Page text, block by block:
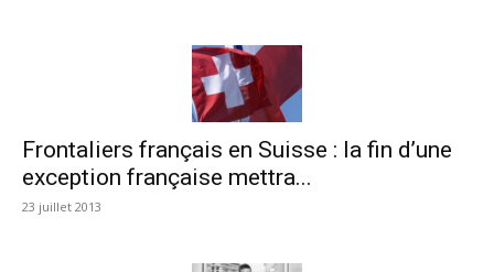
Frontaliers français en Suisse : la fin d’une
exception française mettra...
23 juillet 2013